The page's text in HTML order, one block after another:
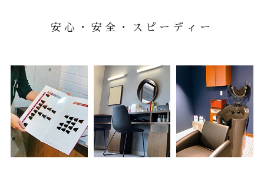
GRAY HAIR CARE
白髪ケアについて
姉妹店紹介
COMMITMENT
こだわり
安心・安全・スピーディー